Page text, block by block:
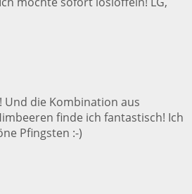
Und die Kombination aus
finde ich fantastisch! Ich
Pfingsten :-)